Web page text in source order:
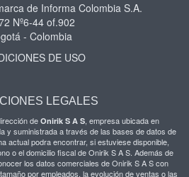
de Informa Colombia S.A.
Nº6-44 of.902
- Colombia
DE USO
LEGALES
de Onirik S A S, empresa ubicada en
y suministrada a través de las bases de datos de
actual podra encontrar, si estuviese disponible,
domicilio fiscal de Onirik S A S. Además de
los datos comerciales de Onirik S A S con
por empleados, la evolución de ventas o las